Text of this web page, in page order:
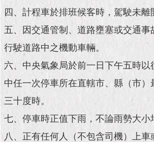
館
發
現
臺
北
動
題
四、計程車於排班候客時，駕駛未離
五、因交通管制、道路壅塞或交通事
行駛道路中之機動車輛。
六、中央氣象局於前一日下午五時以
中任一次停車所在直轄市、縣（市）
三十度時。
七、停車時正值下雨，不論雨勢大小
八、正有任何人（不包含司機）上車